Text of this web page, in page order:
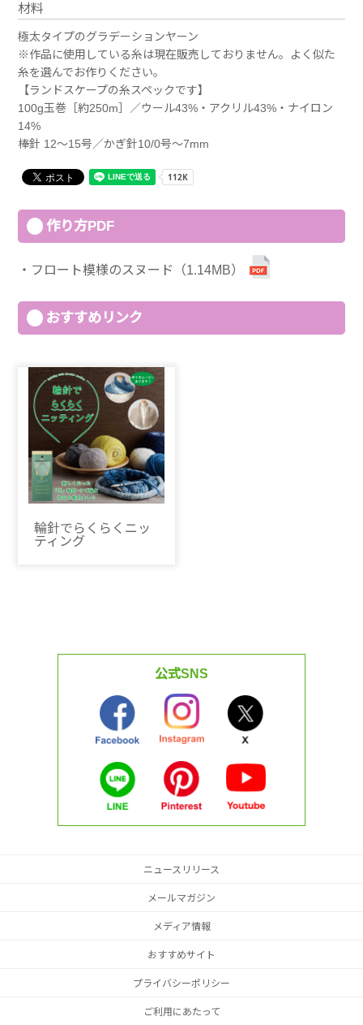
材料
極太タイプのグラデーションヤーン
※作品に使用している糸は現在販売しておりません。よく似た
糸を選んでお作りください。
【ランドスケープの糸スペックです】
100g玉巻［約250m］／ウール43%・アクリル43%・ナイロン
14%
棒針 12～15号／かぎ針10/0号～7mm
作り方PDF
フロート模様のスヌード（1.14MB）
おすすめリンク
輪針でらくらくニッ
ティング
公式SNS
ニュースリリース
メールマガジン
メディア情報
おすすめサイト
プライバシーポリシー
ご利用にあたって